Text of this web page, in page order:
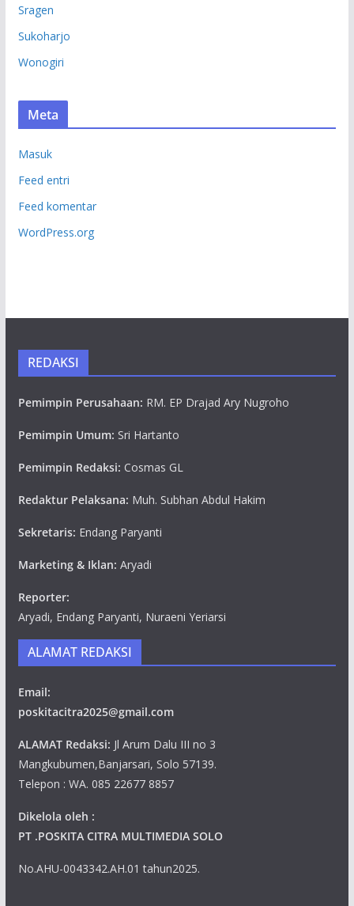
Sragen
Sukoharjo
Wonogiri
Meta
Masuk
Feed entri
Feed komentar
WordPress.org
REDAKSI
Pemimpin Perusahaan: RM. EP Drajad Ary Nugroho
Pemimpin Umum: Sri Hartanto
Pemimpin Redaksi: Cosmas GL
Redaktur Pelaksana: Muh. Subhan Abdul Hakim
Sekretaris: Endang Paryanti
Marketing & Iklan: Aryadi
Reporter:
Aryadi, Endang Paryanti, Nuraeni Yeriarsi
ALAMAT REDAKSI
Email:
poskitacitra2025@gmail.com
ALAMAT Redaksi: Jl Arum Dalu III no 3
Mangkubumen,Banjarsari, Solo 57139.
Telepon : WA. 085 22677 8857
Dikelola oleh :
PT .POSKITA CITRA MULTIMEDIA SOLO
No.AHU-0043342.AH.01 tahun2025.